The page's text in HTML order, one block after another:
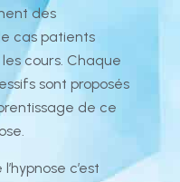
des
cas patients
cours. Chaque
sont proposés
de ce
c’est